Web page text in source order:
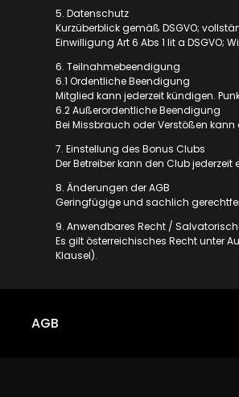
5. Datenschutz
Kurzüberblick gemäß DSGVO;
Einwilligung Art 6 Abs 1 lit a DSGVO;
6. Teilnahmebeendigung
6.1 Ordentliche Beendigung
Mitglied kann jederzeit kündigen.
6.2 Außerordentliche Beendigung
Bei Missbrauch oder Verstößen kann
7. Einstellung des Bonus Clubs
Der Betreiber kann den Club
8. Änderungen der AGB
Geringfügige und sachlich
9. Anwendbares Recht /
Es gilt österreichisches Recht unter
Klausel).
AGB